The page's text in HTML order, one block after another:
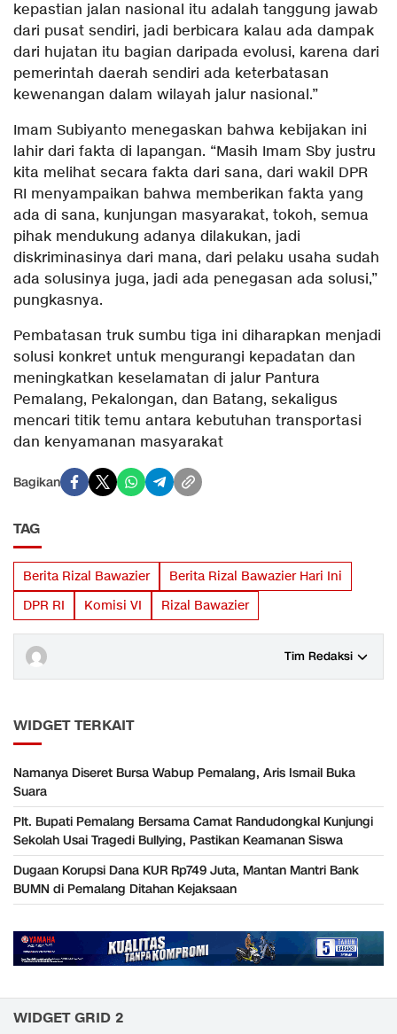
kepastian jalan nasional itu adalah tanggung jawab
dari pusat sendiri, jadi berbicara kalau ada dampak
dari hujatan itu bagian daripada evolusi, karena dari
pemerintah daerah sendiri ada keterbatasan
kewenangan dalam wilayah jalur nasional.”
Imam Subiyanto menegaskan bahwa kebijakan ini
lahir dari fakta di lapangan. “Masih Imam Sby justru
kita melihat secara fakta dari sana, dari wakil DPR
RI menyampaikan bahwa memberikan fakta yang
ada di sana, kunjungan masyarakat, tokoh, semua
pihak mendukung adanya dilakukan, jadi
diskriminasinya dari mana, dari pelaku usaha sudah
ada solusinya juga, jadi ada penegasan ada solusi,”
pungkasnya.
Pembatasan truk sumbu tiga ini diharapkan menjadi
solusi konkret untuk mengurangi kepadatan dan
meningkatkan keselamatan di jalur Pantura
Pemalang, Pekalongan, dan Batang, sekaligus
mencari titik temu antara kebutuhan transportasi
dan kenyamanan masyarakat
Bagikan
TAG
Berita Rizal Bawazier
Berita Rizal Bawazier Hari Ini
DPR RI
Komisi VI Rizal Bawazier
Tim Redaksi
WIDGET TERKAIT
Namanya Diseret Bursa Wabup Pemalang, Aris Ismail Buka
Suara
Plt. Bupati Pemalang Bersama Camat Randudongkal Kunjungi
Sekolah Usai Tragedi Bullying, Pastikan Keamanan Siswa
Dugaan Korupsi Dana KUR Rp749 Juta, Mantan Mantri Bank
BUMN di Pemalang Ditahan Kejaksaan
WIDGET GRID 2